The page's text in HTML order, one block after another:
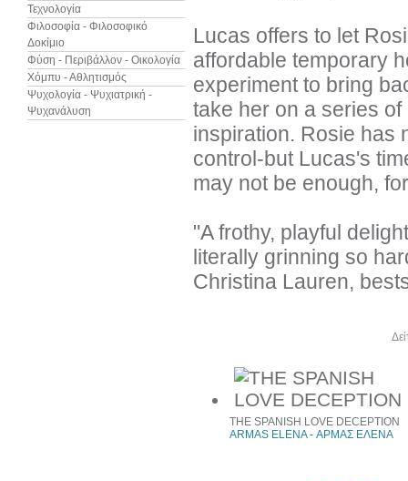
Τεχνολογία
Φιλοσοφία - Φιλοσοφικό
Δοκίμιο
Φύση - Περιβάλλον - Οικολογία
Χόμπυ - Αθλητισμός
Ψυχολογία - Ψυχιατρική -
Ψυχανάλυση
Lucas offers to let
affordable temporary
experiment to bring
take her on a series
inspiration. Rosie has
control-but Lucas's
may not be enough,
"A frothy, playful
literally grinning so
Christina Lauren,
THE SPANISH LOVE DECEPTION
ARMAS ELENA - ΑΡΜΑΣ ΕΛΕΝΑ